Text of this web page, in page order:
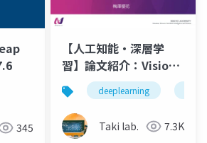
345
【人工知能・深層学
習】論文紹介：Vision-
Language Models
Create Cross-Modal
Task
Representations
deeplearning
Taki lab. 7.3K